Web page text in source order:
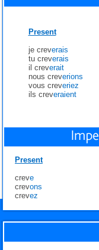
Present
je creverais
tu creverais
il creverait
nous creverions
vous creveriez
ils creveraient
Present
creve
crevons
crevez